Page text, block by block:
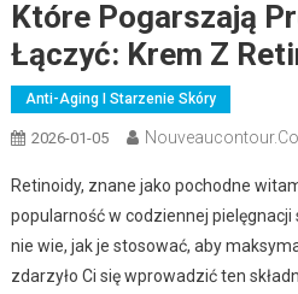
Które Pogarszają
Łączyć: Krem Z
Anti-Aging I Starzenie Skóry
2026-01-05
Retinoidy, znane jako pochodne
popularność w codziennej pielęgnacji
nie wie, jak je stosować, aby
zdarzyło Ci się wprowadzić ten